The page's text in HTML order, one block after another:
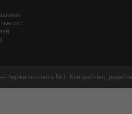
биржа контента №1. Копирайтинг,